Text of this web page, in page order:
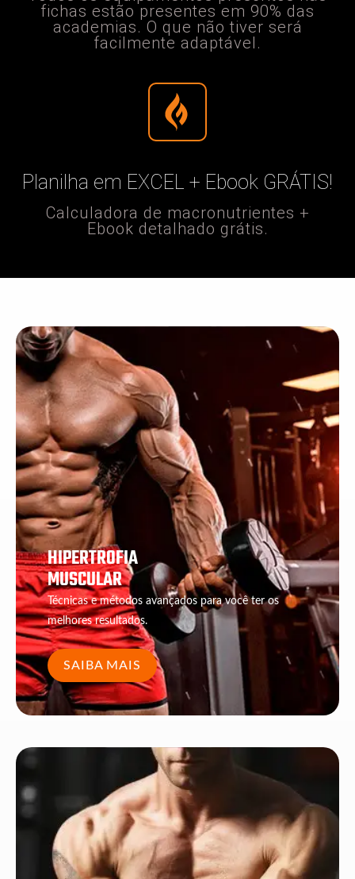
fichas estão presentes em 90% das
academias. O que não tiver será
facilmente adaptável.
Planilha em EXCEL + Ebook GRÁTIS!
Calculadora de macronutrientes +
Ebook detalhado grátis.
HIPERTROFIA
MUSCULAR
Técnicas e métodos avançados para você ter os
melhores resultados.
SAIBA MAIS